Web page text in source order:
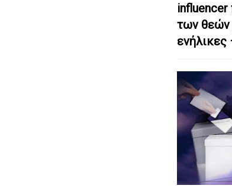
των θεών
ενήλικες